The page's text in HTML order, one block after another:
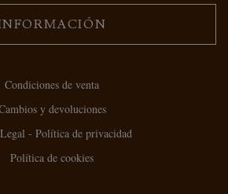
Condiciones de venta
y devoluciones
- Política de privacidad
Política de cookies